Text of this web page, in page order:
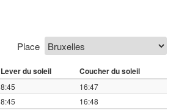
Place
Lever du soleil Coucher du soleil
8:45
16:47
8:45
16:48